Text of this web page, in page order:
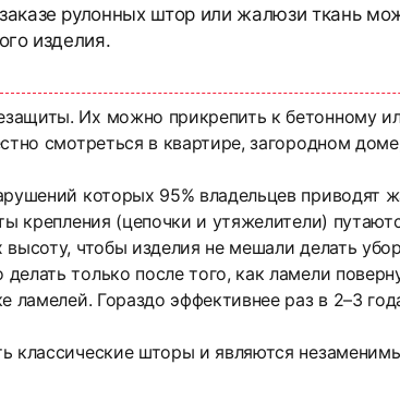
рулонных штор или жалюзи ткань
изделия.
Их можно прикрепить к бетонному
смотреться в квартире, загородном
которых 95% владельцев приводят
крепления (цепочки и утяжелители)
чтобы изделия не мешали делать
только после того, как ламели
Гораздо эффективнее раз в 2–3
классические шторы и являются